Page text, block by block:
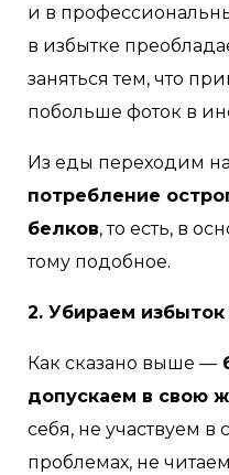
и в
в избытке
заняться тем, что
побольше фоток в
Из еды переходим на
потребление
белков, то есть, в
тому подобное.
2. Убираем избыток
Как сказано выше —
допускаем в свою
себя, не участвуем в
проблемах, не